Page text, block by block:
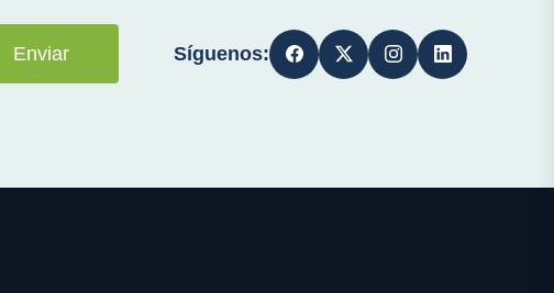
Enviar Síguenos: